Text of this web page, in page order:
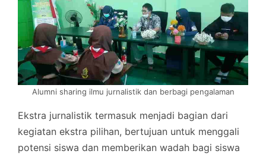
Alumni sharing ilmu jurnalistik dan berbagi pengalaman
Ekstra jurnalistik termasuk menjadi bagian dari
kegiatan ekstra pilihan, bertujuan untuk menggali
potensi siswa dan memberikan wadah bagi siswa